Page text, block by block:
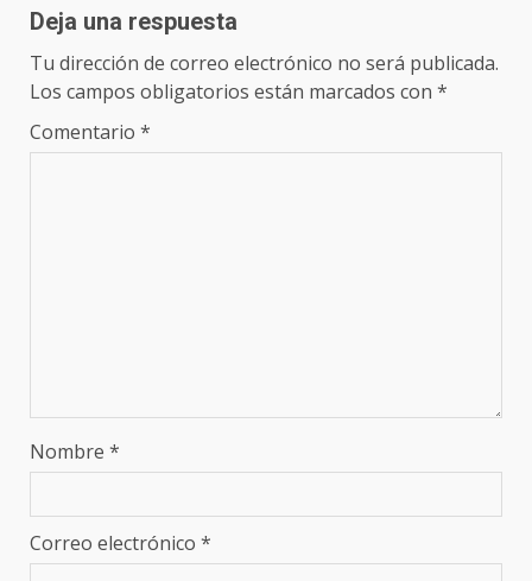
Deja una respuesta
Tu dirección de correo electrónico no será publicada.
Los campos obligatorios están marcados con *
Comentario *
Nombre *
Correo electrónico *